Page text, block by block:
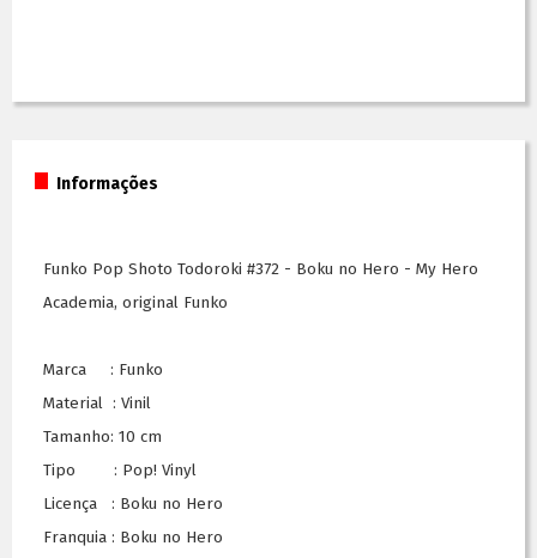
Informações
Funko Pop Shoto Todoroki #372 - Boku no Hero - My Hero
Academia, original Funko
Marca : Funko
Material : Vinil
Tamanho: 10 cm
Tipo : Pop! Vinyl
Licença : Boku no Hero
Franquia : Boku no Hero